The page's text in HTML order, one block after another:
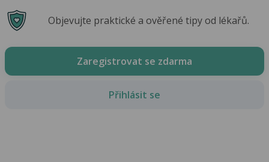
Objevujte praktické a ověřené tipy od lékařů.
Zaregistrovat se zdarma
Přihlásit se